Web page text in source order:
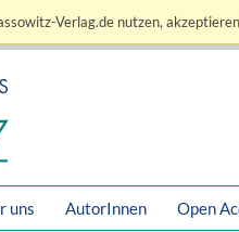
Verlag.de nutzen,
uns AutorInnen Open